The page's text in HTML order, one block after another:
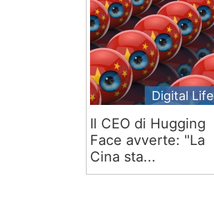
Digital Life
Il CEO di Hugging
Face avverte: "La
Cina sta...